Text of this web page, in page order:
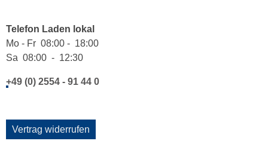
Telefon Laden lokal
Mo - Fr 08:00 - 18:00
Sa 08:00 - 12:30
+49 (0) 2554 - 91 44 0
Vertrag widerrufen